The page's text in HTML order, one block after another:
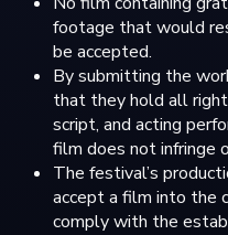
footage that would
be accepted.
By submitting the
that they hold all
script, and acting
film does not infringe
The festival’s
accept a film into the
comply with the